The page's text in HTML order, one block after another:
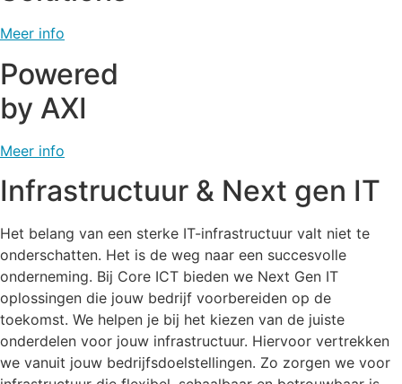
Meer info
Powered
by AXI
Meer info
Infrastructuur & Next gen IT
Het belang van een sterke IT-infrastructuur valt niet te
onderschatten. Het is de weg naar een succesvolle
onderneming. Bij Core ICT bieden we Next Gen IT
oplossingen die jouw bedrijf voorbereiden op de
toekomst. We helpen je bij het kiezen van de juiste
onderdelen voor jouw infrastructuur. Hiervoor vertrekken
we vanuit jouw bedrijfsdoelstellingen. Zo zorgen we voor